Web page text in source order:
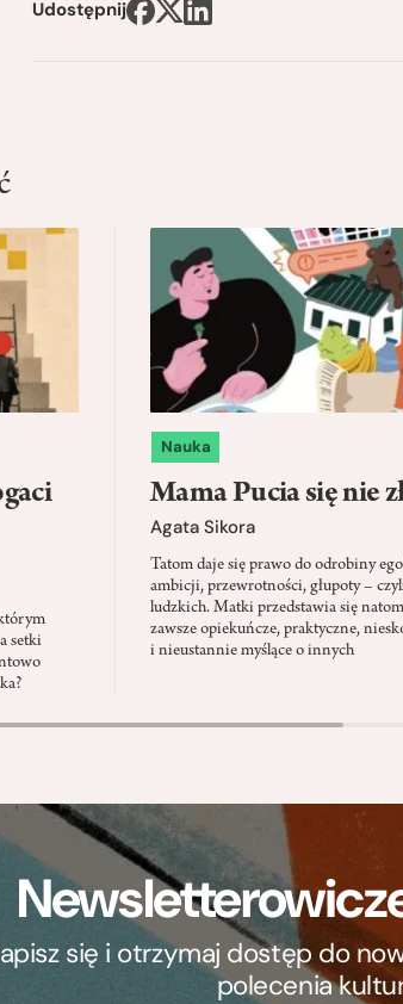
Udostępnij
setki
Nauka
Mama Pucia się nie
Agata Sikora
Tatom daje się prawo do odrobiny
ambicji, przewrotności, głupoty –
ludzkich. Matki przedstawia się
zawsze opiekuńcze, praktyczne,
i nieustannie myślące o innych
się i otrzymaj dostęp do
polecenia